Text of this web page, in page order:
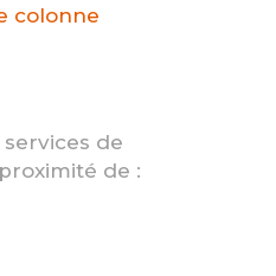
colonne
de
de :